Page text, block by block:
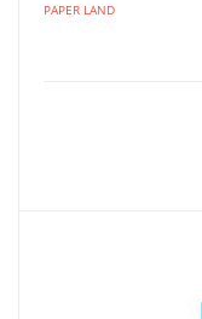
PAPER LAND